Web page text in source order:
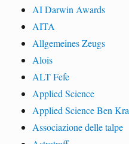
AI Darwin Awards
AITA
Allgemeines Zeugs
Alois
ALT Fefe
Applied Science
Applied Science Ben
Associazione delle talpe